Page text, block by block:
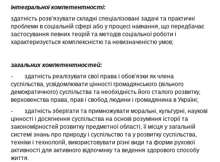
інтегральної компетентності:
здатність розв’язувати складні спеціалізовані задачі та практичні
проблеми в соціальній сфері або у процесі навчання, що передбачає
застосування певних теорій та методів соціальної роботи і
характеризується комплексністю та невизначеністю умов;
загальних компетентностей:
- здатність реалізувати свої права і обов’язки як члена
суспільства, усвідомлювати цінності громадянського (вільного
демократичного) суспільства та необхідність його сталого розвитку,
верховенства права, прав і свобод людини і громадянина в Україні;
- здатність зберігати та примножувати моральні, культурні, наукові
цінності і досягнення суспільства на основі розуміння історії та
закономірностей розвитку предметної області, її місця у загальній
системі знань про природу і суспільство та у розвитку суспільства,
техніки і технологій, використовувати різні види та форми рухової
активності для активного відпочинку та ведення здорового способу
життя.